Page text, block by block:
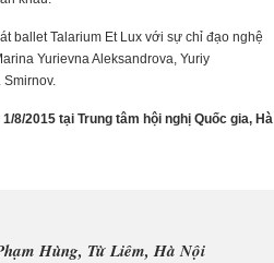
ballet Talarium Et Lux với sự chỉ đạo nghệ
Yurievna Aleksandrova, Yuriy
Smirnov.
8/2015 tại Trung tâm hội nghị Quốc gia, Hà
Hùng, Từ Liêm, Hà Nội